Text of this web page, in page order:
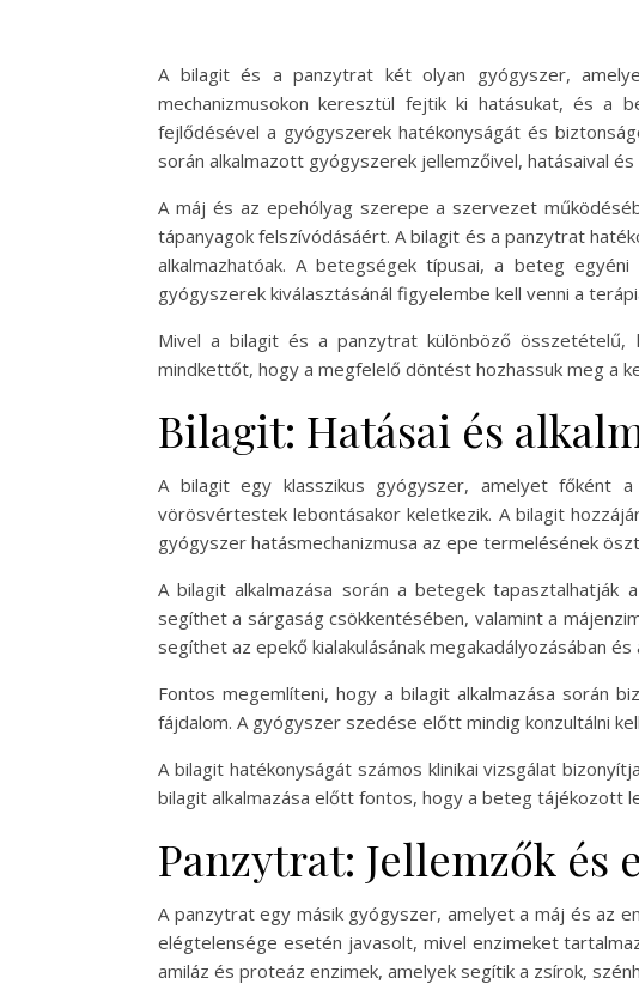
A bilagit és a panzytrat két olyan gyógyszer,
mechanizmusokon keresztül fejtik ki hatásukat, és a
fejlődésével a gyógyszerek hatékonyságát és
során alkalmazott gyógyszerek jellemzőivel, hatásaival
A máj és az epehólyag szerepe a szervezet
tápanyagok felszívódásáért. A bilagit és a panzytrat
alkalmazhatóak. A betegségek típusai, a beteg
gyógyszerek kiválasztásánál figyelembe kell venni a
Mivel a bilagit és a panzytrat különböző összetételű,
mindkettőt, hogy a megfelelő döntést hozhassuk meg a
Bilagit: Hatásai és
A bilagit egy klasszikus gyógyszer, amelyet főként
vörösvértestek lebontásakor keletkezik. A bilagit
gyógyszer hatásmechanizmusa az epe termelésének
A bilagit alkalmazása során a betegek tapasztalhatják
segíthet a sárgaság csökkentésében, valamint a
segíthet az epekő kialakulásának megakadályozásában
Fontos megemlíteni, hogy a bilagit alkalmazása során
fájdalom. A gyógyszer szedése előtt mindig konzultálni
A bilagit hatékonyságát számos klinikai vizsgálat
bilagit alkalmazása előtt fontos, hogy a beteg tájékozott
Panzytrat: Jellemzők és
A panzytrat egy másik gyógyszer, amelyet a máj és az
elégtelensége esetén javasolt, mivel enzimeket
amiláz és proteáz enzimek, amelyek segítik a zsírok,